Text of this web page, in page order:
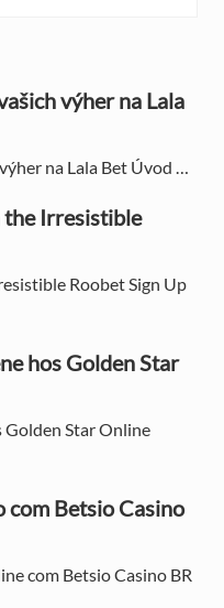
výher na Lala
na Lala Bet Úvod …
Irresistible
Roobet Sign Up
hos Golden Star
Golden Star Online
com Betsio Casino
com Betsio Casino BR